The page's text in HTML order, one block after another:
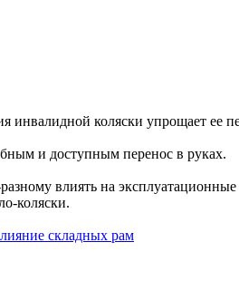
инвалидной коляски упрощает ее
и доступным перенос в руках.
влиять на эксплуатационные
коляски.
складных рам